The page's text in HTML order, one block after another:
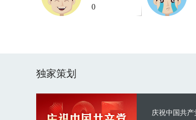
0
独家策划
庆祝中国共产